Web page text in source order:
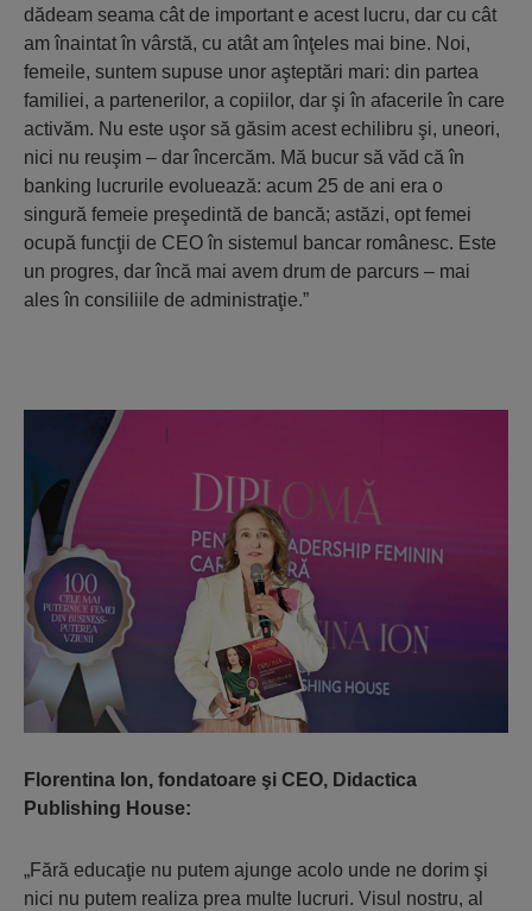
dădeam seama cât de important e acest lucru, dar cu cât
am înaintat în vârstă, cu atât am înţeles mai bine. Noi,
femeile, suntem supuse unor aşteptări mari: din partea
familiei, a partenerilor, a copiilor, dar şi în afacerile în care
activăm. Nu este uşor să găsim acest echilibru şi, uneori,
nici nu reuşim – dar încercăm. Mă bucur să văd că în
banking lucrurile evoluează: acum 25 de ani era o
singură femeie preşedintă de bancă; astăzi, opt femei
ocupă funcţii de CEO în sistemul bancar românesc. Este
un progres, dar încă mai avem drum de parcurs – mai
ales în consiliile de administraţie.”
Florentina Ion, fondatoare şi CEO, Didactica
Publishing House:
„Fără educaţie nu putem ajunge acolo unde ne dorim şi
nici nu putem realiza prea multe lucruri. Visul nostru, al